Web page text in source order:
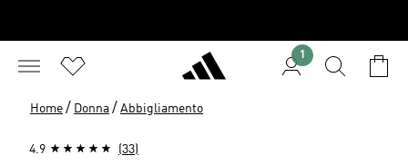
1
Home / Donna / Abbigliamento
4.9 (33)